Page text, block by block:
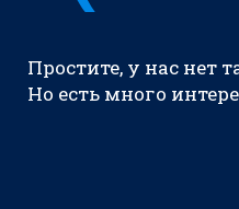
Простите, у нас нет
Но есть много